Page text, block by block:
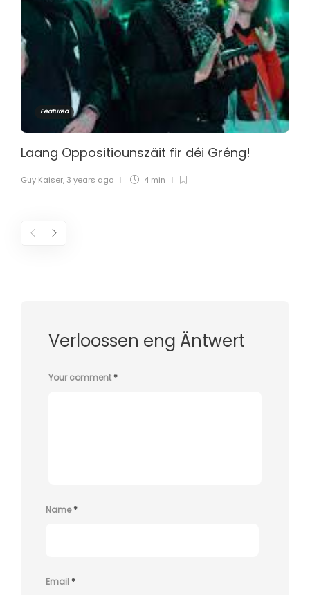
Featured
Laang Oppositiounszäit fir déi Gréng!
Guy Kaiser, 3 years ago 4 min
Verloossen eng Äntwert
Your comment*
Name*
Email*